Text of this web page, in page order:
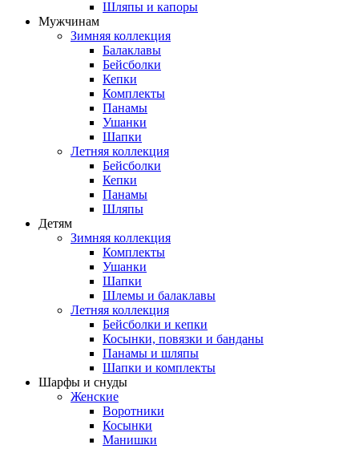
Шляпы и капоры
Мужчинам
Зимняя коллекция
Балаклавы
Бейсболки
Кепки
Комплекты
Панамы
Ушанки
Шапки
Летняя коллекция
Бейсболки
Кепки
Панамы
Шляпы
Детям
Зимняя коллекция
Комплекты
Ушанки
Шапки
Шлемы и балаклавы
Летняя коллекция
Бейсболки и кепки
Косынки, повязки и банданы
Панамы и шляпы
Шапки и комплекты
Шарфы и снуды
Женские
Воротники
Косынки
Манишки